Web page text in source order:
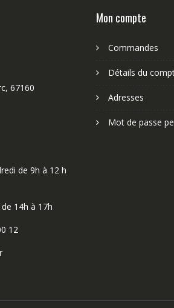
67160
de 9h à 12 h
14h à 17h
12
Mon compte
Commandes
Détails du
Adresses
Mot de passe